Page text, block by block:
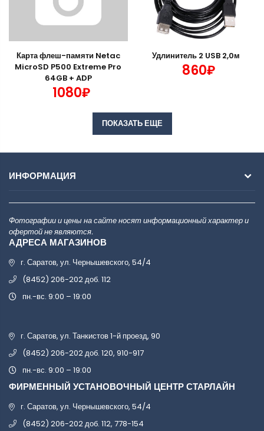
Карта флеш-памяти Netac
MicroSD P500 Extreme Pro
64GB + ADP
1080₽
Удлинитель 2 USB 2,0м
860₽
ПОКАЗАТЬ ЕЩЕ
ИНФОРМАЦИЯ
Фотографии и цены на сайте носят информационный характер и
офертой не являются.
АДРЕСА МАГАЗИНОВ
г. Саратов, ул. Чернышевского, 54/4
(8452) 206-202 доб. 112
пн.-вс. 9:00 – 19:00
г. Саратов, ул. Танкистов 1-й проезд, 90
(8452) 206-202 доб. 120, 910-917
пн.-вс. 9:00 – 19:00
ФИРМЕННЫЙ УСТАНОВОЧНЫЙ ЦЕНТР СТАРЛАЙН
г. Саратов, ул. Чернышевского, 54/4
(8452) 206-202 доб. 112, 778-154